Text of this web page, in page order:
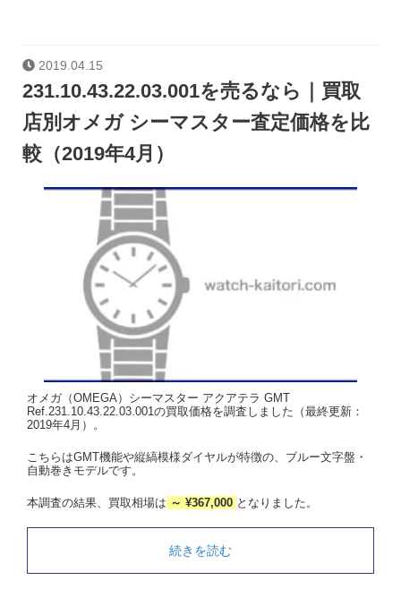
2019.04.15
231.10.43.22.03.001を売るなら｜買取
店別オメガ シーマスター査定価格を比
較（2019年4月）
オメガ（OMEGA）シーマスター アクアテラ GMT
Ref.231.10.43.22.03.001の買取価格を調査しました（最終更新：
2019年4月）。
こちらはGMT機能や縦縞模様ダイヤルが特徴の、ブルー文字盤・
自動巻きモデルです。
本調査の結果、買取相場は ～ ¥367,000 となりました。
続きを読む